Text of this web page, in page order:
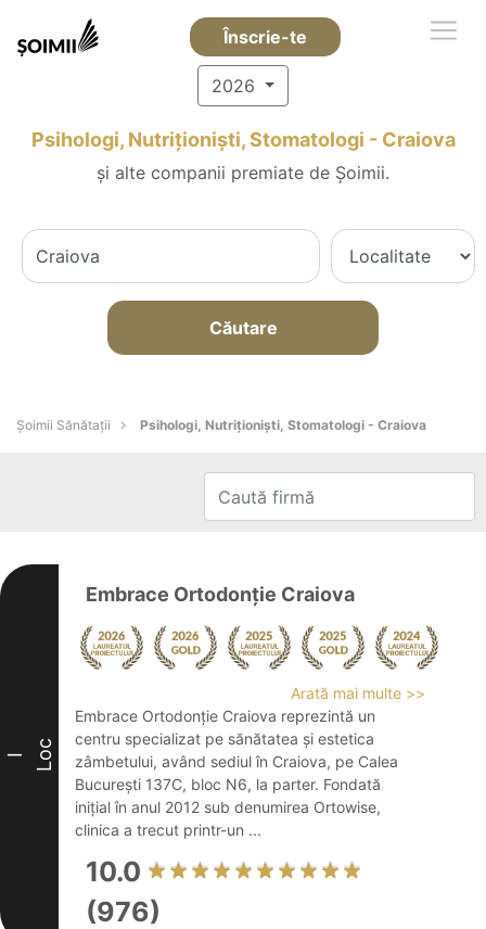
Înscrie-te
2026
Psihologi, Nutriționiști, Stomatologi - Craiova
și alte companii premiate de Șoimii.
Căutare
Şoimii Sănătații Psihologi, Nutriționiști, Stomatologi - Craiova
I Loc
Embrace Ortodonție Craiova
Arată mai multe >>
Embrace Ortodonție Craiova reprezintă un
centru specializat pe sănătatea și estetica
zâmbetului, având sediul în Craiova, pe Calea
București 137C, bloc N6, la parter. Fondată
inițial în anul 2012 sub denumirea Ortowise,
clinica a trecut printr-un ...
10.0
(976)